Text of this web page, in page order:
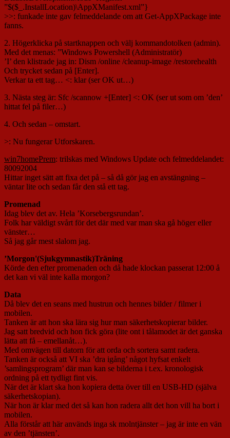
”$($_.InstallLocation)\AppXManifest.xml”}
>>: funkade inte gav felmeddelande om att Get-AppXPackage inte
fanns.
2. Högerklicka på startknappen och välj kommandotolken (admin).
Med det menas: ”Windows Powershell (Administratör)
’I’ den klistrade jag in: Dism /online /cleanup-image /restorehealth
Och trycket sedan på [Enter].
Verkar ta ett tag… <: klar (ser OK ut…)
3. Nästa steg är: Sfc /scannow +[Enter] <: OK (ser ut som om ’den’
hittat fel på filer…)
4. Och sedan – omstart.
>: Nu fungerar Utforskaren.
win7homePrem: trilskas med Windows Update och felmeddelandet:
80092004
Hittar inget sätt att fixa det på – så då gör jag en avstängning –
väntar lite och sedan får den stå ett tag.
Promenad
Idag blev det av. Hela ’Korsebergsrundan’.
Folk har väldigt svårt för det där med var man ska gå höger eller
vänster…
Så jag går mest slalom jag.
’Morgon'(Sjukgymnastik)Träning
Körde den efter promenaden och då hade klockan passerat 12:00 å
det kan vi väl inte kalla morgon?
Data
Då blev det en seans med hustrun och hennes bilder / filmer i
mobilen.
Tanken är att hon ska lära sig hur man säkerhetskopierar bilder.
Jag satt bredvid och hon fick göra (lite ont i tålamodet är det ganska
lätta att få – emellanåt…).
Med omvägen till datorn för att orda och sortera samt radera.
Tanken är också att VI ska ’dra igång’ något hyfsat enkelt
’samlingsprogram’ där man kan se bilderna i t.ex. kronologisk
ordning på ett tydligt fint vis.
När det är klart ska hon kopiera detta över till en USB-HD (själva
säkerhetskopian).
När hon är klar med det så kan hon radera allt det hon vill ha bort i
mobilen.
Alla förstår att här används inga sk molntjänster – jag är inte en vän
av den ’tjänsten’.